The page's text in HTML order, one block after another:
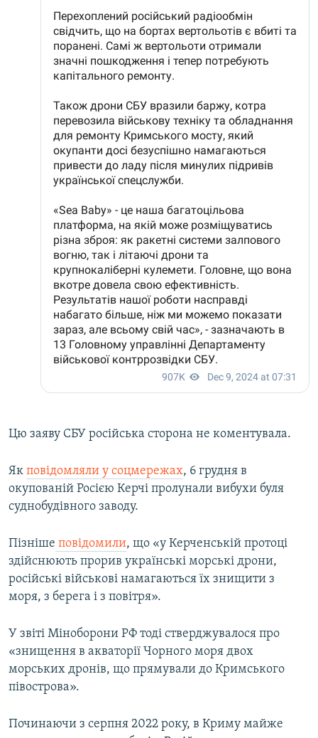
Цю заяву СБУ російська сторона не коментувала.
Як повідомляли у соцмережах, 6 грудня в
окупованій Росією Керчі пролунали вибухи буля
суднобудівного заводу.
Пізніше повідомили, що «у Керченській протоці
здійснюють прорив українські морські дрони,
російські військові намагаються їх знищити з
моря, з берега і з повітря».
У звіті Міноборони РФ тоді стверджувалося про
«знищення в акваторії Чорного моря двох
морських дронів, що прямували до Кримського
півострова».
Починаючи з серпня 2022 року, в Криму майже